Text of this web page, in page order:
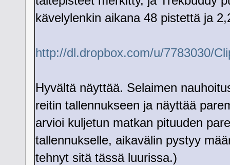
kävelylenkin aikana 48 pistettä ja
http://dl.dropbox.com/u/7783030/
Hyvältä näyttää. Selaimen
reitin tallennukseen ja näyttää
arvioi kuljetun matkan pituuden
tallennukselle, aikavälin pystyy
tehnyt sitä tässä luurissa.)